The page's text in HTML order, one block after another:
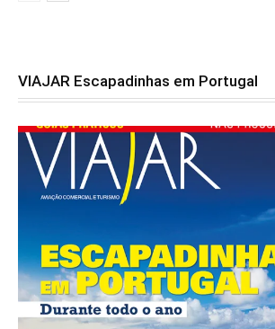
VIAJAR Escapadinhas em Portugal